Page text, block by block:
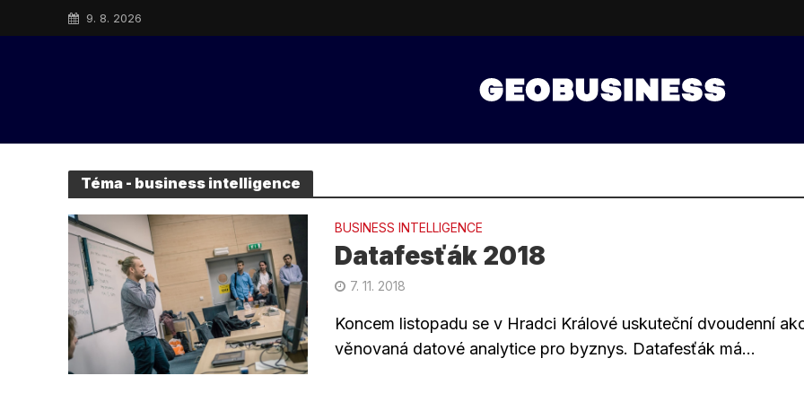
9. 8. 2026
Téma - business intelligence
BUSINESS INTELLIGENCE
Datafesťák 2018
7. 11. 2018
Koncem listopadu se v Hradci Králové uskuteční dvoudenní
věnovaná datové analytice pro byznys. Datafesťák má...